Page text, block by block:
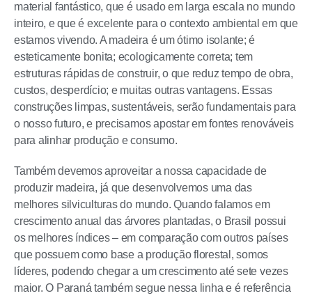
material fantástico, que é usado em larga escala no mundo
inteiro, e que é excelente para o contexto ambiental em que
estamos vivendo. A madeira é um ótimo isolante; é
esteticamente bonita; ecologicamente correta; tem
estruturas rápidas de construir, o que reduz tempo de obra,
custos, desperdício; e muitas outras vantagens. Essas
construções limpas, sustentáveis, serão fundamentais para
o nosso futuro, e precisamos apostar em fontes renováveis
para alinhar produção e consumo.
Também devemos aproveitar a nossa capacidade de
produzir madeira, já que desenvolvemos uma das
melhores silviculturas do mundo. Quando falamos em
crescimento anual das árvores plantadas, o Brasil possui
os melhores índices – em comparação com outros países
que possuem como base a produção florestal, somos
líderes, podendo chegar a um crescimento até sete vezes
maior. O Paraná também segue nessa linha e é referência